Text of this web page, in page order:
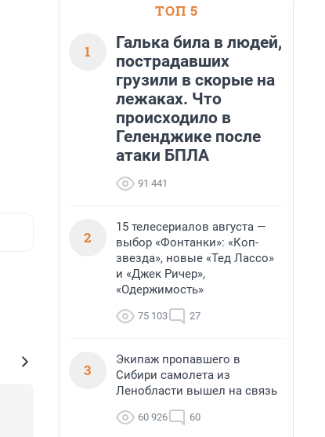
ТОП 5
1
Галька била в людей,
пострадавших
грузили в скорые на
лежаках. Что
происходило в
Геленджике после
атаки БПЛА
91 441
2
15 телесериалов августа —
выбор «Фонтанки»: «Коп-
звезда», новые «Тед Лассо»
и «Джек Ричер»,
«Одержимость»
75 103 27
3
Экипаж пропавшего в
Сибири самолета из
Ленобласти вышел на связь
60 926 60